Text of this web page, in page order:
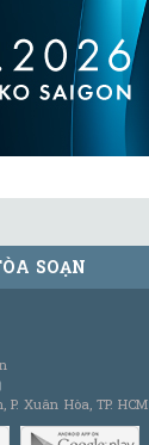
SOẠN
Xuân Hòa, TP. HCM